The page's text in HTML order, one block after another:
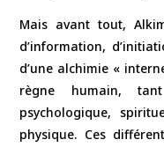
Mais avant tout,
d’information,
d’une alchimie «
règne humain,
psychologique,
physique. Ces